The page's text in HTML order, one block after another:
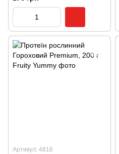
Артикул: 4816